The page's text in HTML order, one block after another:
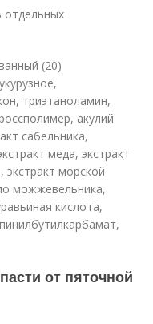
отдельных
(20)
триэтаноламин,
акулий
сабельника,
меда, экстракт
экстракт морской
можжевельника,
кислота,
от пяточной